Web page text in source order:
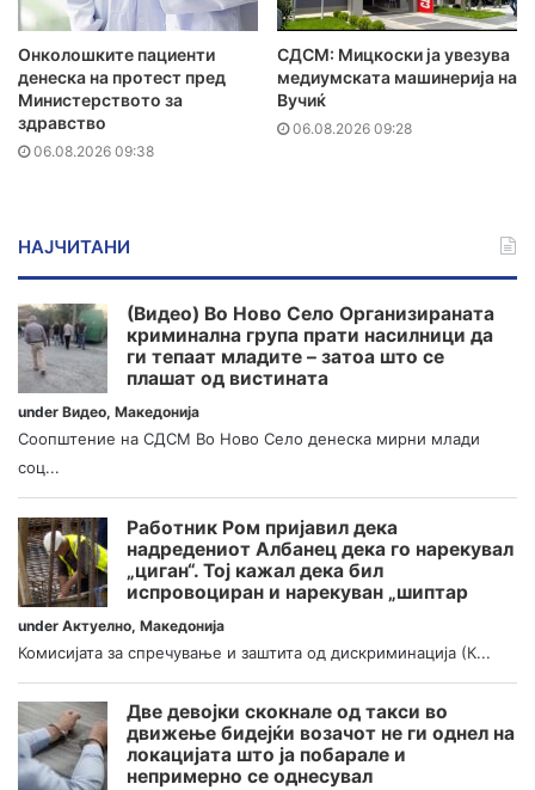
Онколошките пациенти
денеска на протест пред
Министерството за
здравство
06.08.2026 09:38
СДСМ: Мицкоски ја увезува
медиумската машинерија на
Вучиќ
06.08.2026 09:28
НАЈЧИТАНИ
(Видео) Во Ново Село Организираната
криминална група прати насилници да
ги тепаат младите – затоа што се
плашат од вистината
under Видео, Македонија
Соопштение на СДСМ Во Ново Село денеска мирни млади
соц...
Работник Ром пријавил дека
надредениот Албанец дека го нарекувал
„циган“. Тој кажал дека бил
испровоциран и нарекуван „шиптар
under Актуелно, Македонија
Комисијата за спречување и заштита од дискриминација (К...
Две девојки скокнале од такси во
движење бидејќи возачот не ги однел на
локацијата што ја побарале и
непримерно се однесувал